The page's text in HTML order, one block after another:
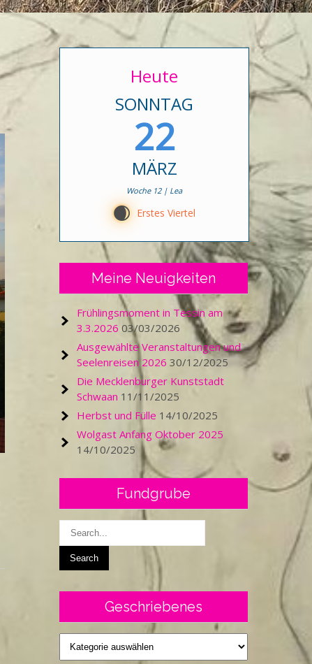
Heute
SONNTAG
22
MÄRZ
Woche 12 | Lea
D Erstes Viertel
Meine Neuigkeiten
Frühlingsmoment in Tessin am
3.3.2026 03/03/2026
Ausgewählte Veranstaltungen und
Seelenreisen 2026 30/12/2025
Die Mecklenburger Kunststadt
Schwaan 11/11/2025
Herbst und Fülle 14/10/2025
Wolgast Anfang Oktober 2025
14/10/2025
Fundgrube
Geschriebenes
Geschriebenes